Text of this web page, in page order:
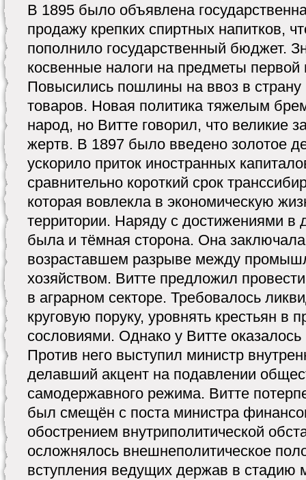
В 1895 было объявлена
продажу крепких спиртных напитков,
пополнило государственный бюджет.
косвенные налоги на предметы первой
Повысились пошлины на ввоз в
товаров. Новая политика тяжелым
народ, но Витте говорил, что великие
жертв. В 1897 было введено золотое
ускорило приток иностранных
сравнительно короткий срок
которая вовлекла в экономическую
территории. Наряду с достижениями в
была и тёмная сторона. Она
возраставшем разрыве между
хозяйством. Витте предложил
в аграрном секторе. Требовалось
круговую поруку, уровнять крестьян в
сословиями. Однако у Витте оказалось
Против него выступил министр
делавший акцент на подавлении
самодержавного режима. Витте
был смещён с поста министра
обострением внутриполитической
осложнялось внешнеполитическое
вступления ведущих держав в стадию